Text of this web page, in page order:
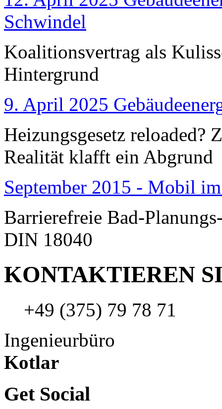
Schwindel
Koalitionsvertrag als
Hintergrund
9. April 2025
Heizungsgesetz reloaded?
Realität klafft ein Abgrund
September 2015 - Mobil
Barrierefreie Bad-
DIN 18040
KONTAKTIEREN
+49 (375) 79 78 71
Ingenieurbüro
Kotlar
Get Social